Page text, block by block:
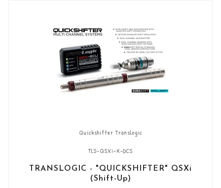
Quickshifter Translogic
TLS-QSXi-K-DCS
TRANSLOGIC - "QUICKSHIFTER" QSXi
(Shift-Up)